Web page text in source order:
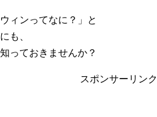
ィンってなに？」と
も、
っておきませんか？
スポンサーリンク